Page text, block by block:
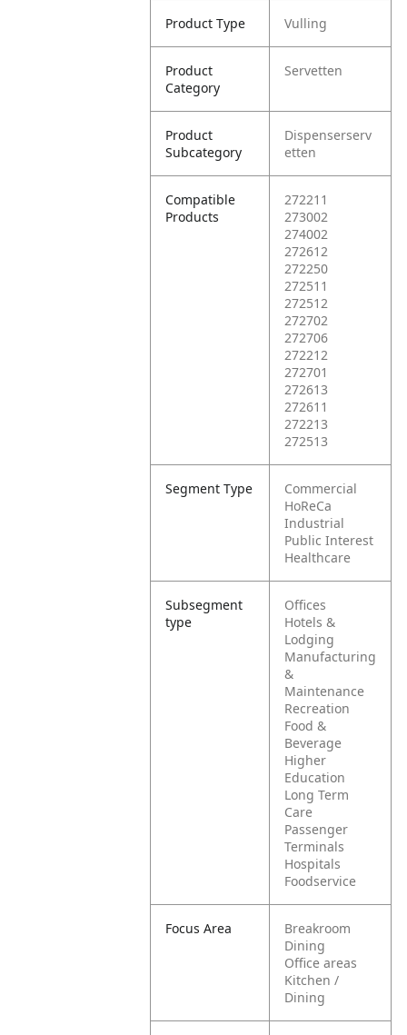
Product Type Vulling
Product
Category
Servetten
Product
Subcategory
Dispenserserv
etten
Compatible
Products
272211
273002
274002
272612
272250
272511
272512
272702
272706
272212
272701
272613
272611
272213
272513
Segment Type
Commercial
HoReCa
Industrial
Public Interest
Healthcare
Subsegment
type
Offices
Hotels &
Lodging
Manufacturing
&
Maintenance
Recreation
Food &
Beverage
Higher
Education
Long Term
Care
Passenger
Terminals
Hospitals
Foodservice
Focus Area
Breakroom
Dining
Office areas
Kitchen /
Dining